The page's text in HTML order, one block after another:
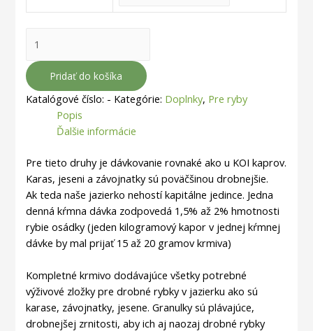
Krmivo
Karasi,
Závojnatky,
Jeseni
drobné
Pridať do košíka
Katalógové číslo: - Kategórie: Doplnky, Pre ryby
Popis
Ďalšie informácie
Pre tieto druhy je dávkovanie rovnaké ako u KOI kaprov.
Karas, jeseni a závojnatky sú poväčšinou drobnejšie.
Ak teda naše jazierko nehostí kapitálne jedince. Jedna
denná kŕmna dávka zodpovedá 1,5% až 2% hmotnosti
rybie osádky (jeden kilogramový kapor v jednej kŕmnej
dávke by mal prijať 15 až 20 gramov krmiva)
Kompletné krmivo dodávajúce všetky potrebné
výživové zložky pre drobné rybky v jazierku ako sú
karase, závojnatky, jesene. Granulky sú plávajúce,
drobnejšej zrnitosti, aby ich aj naozaj drobné rybky